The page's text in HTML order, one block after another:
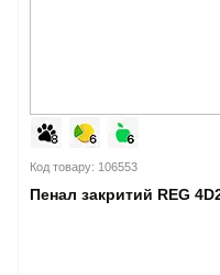
Код товару: 106553
Пенал закритий REG